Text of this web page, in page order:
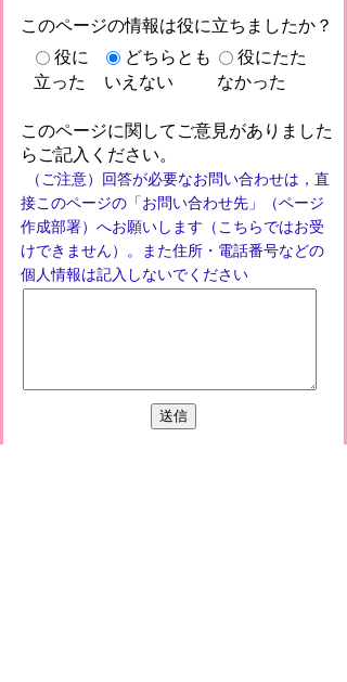
このページの情報は役に立ちましたか？
役に
立った
どちらとも
いえない
役にたた
なかった
このページに関してご意見がありました
らご記入ください。
（ご注意）回答が必要なお問い合わせは，直
接このページの「お問い合わせ先」（ページ
作成部署）へお願いします（こちらではお受
けできません）。また住所・電話番号などの
個人情報は記入しないでください